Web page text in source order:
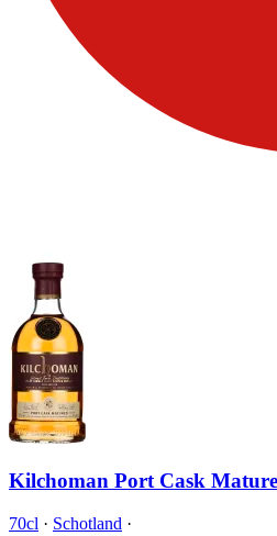
Kilchoman Port Cask
70cl · Schotland ·